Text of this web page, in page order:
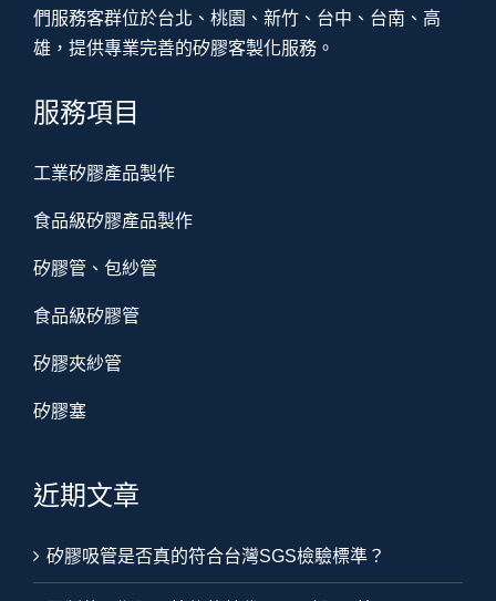
們服務客群位於台北、桃園、新竹、台中、台南、高
雄，提供專業完善的矽膠客製化服務。
服務項目
工業矽膠產品製作
食品級矽膠產品製作
矽膠管、包紗管
食品級矽膠管
矽膠夾紗管
矽膠塞
近期文章
矽膠吸管是否真的符合台灣SGS檢驗標準？